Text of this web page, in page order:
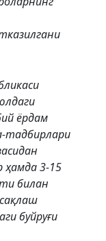
ёрдам
тадбирлари
ҳамда 3-15
билан
буйруғи